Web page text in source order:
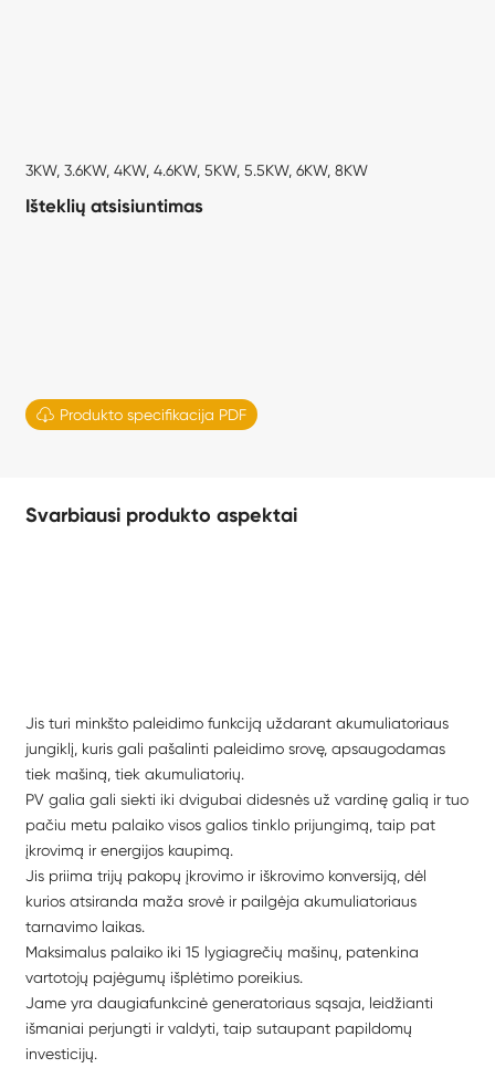
3KW, 3.6KW, 4KW, 4.6KW, 5KW, 5.5KW, 6KW, 8KW
Išteklių atsisiuntimas
 Produkto specifikacija PDF
Svarbiausi produkto aspektai
Jis turi minkšto paleidimo funkciją uždarant akumuliatoriaus
jungiklį, kuris gali pašalinti paleidimo srovę, apsaugodamas
tiek mašiną, tiek akumuliatorių.
PV galia gali siekti iki dvigubai didesnės už vardinę galią ir tuo
pačiu metu palaiko visos galios tinklo prijungimą, taip pat
įkrovimą ir energijos kaupimą.
Jis priima trijų pakopų įkrovimo ir iškrovimo konversiją, dėl
kurios atsiranda maža srovė ir pailgėja akumuliatoriaus
tarnavimo laikas.
Maksimalus palaiko iki 15 lygiagrečių mašinų, patenkina
vartotojų pajėgumų išplėtimo poreikius.
Jame yra daugiafunkcinė generatoriaus sąsaja, leidžianti
išmaniai perjungti ir valdyti, taip sutaupant papildomų
investicijų.